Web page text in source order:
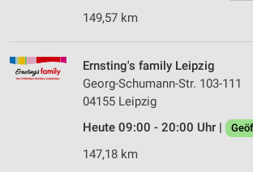
149,57 km
Ernsting's family Leipzig
Georg-Schumann-Str. 103-111
04155 Leipzig
Heute 09:00 - 20:00 Uhr |
147,18 km